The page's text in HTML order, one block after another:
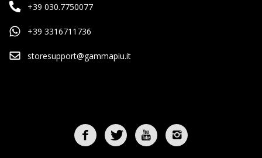
+39 030.7750077
+39 3316711736
storesupport@gammapiu.it